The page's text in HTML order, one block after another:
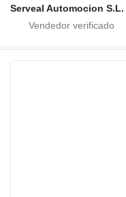
Serveal Automocion S.L.